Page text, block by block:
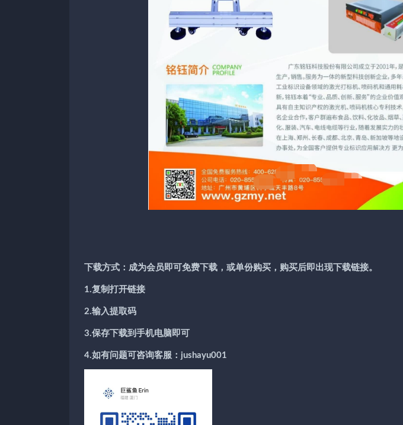
下载方式：成为会员即可免费下载，或单份购买，购买后即出现下载链接。
1.复制打开链接
2.输入提取码
3.保存下载到手机电脑即可
4.如有问题可咨询客服：jushayu001